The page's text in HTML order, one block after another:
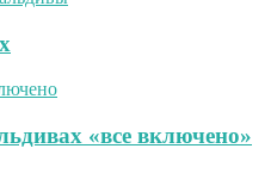
«все включено»